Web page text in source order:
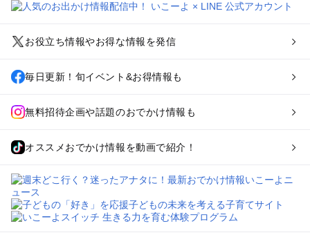
お役立ち情報やお得な情報を発信
毎日更新！旬イベント&お得情報も
無料招待企画や話題のおでかけ情報も
オススメおでかけ情報を動画で紹介！